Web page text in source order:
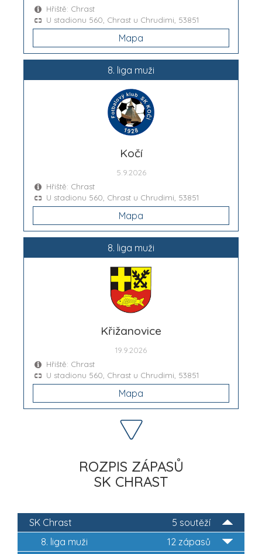
Hřiště: Chrast
U stadionu 560, Chrast u Chrudimi, 53851
Mapa
8. liga muži
Kočí
5.9.2026
Hřiště: Chrast
U stadionu 560, Chrast u Chrudimi, 53851
Mapa
8. liga muži
Křižanovice
19.9.2026
Hřiště: Chrast
U stadionu 560, Chrast u Chrudimi, 53851
Mapa
ROZPIS ZÁPASŮ
SK CHRAST
5 soutěží
SK Chrast
12 zápasů
8. liga muži